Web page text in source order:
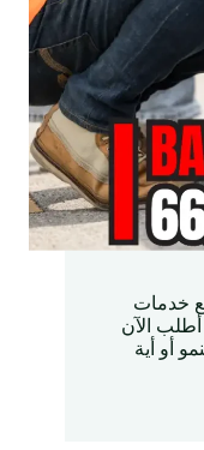
الكبير 94987536 جميع خدمات
أطلب الآن
أو أية